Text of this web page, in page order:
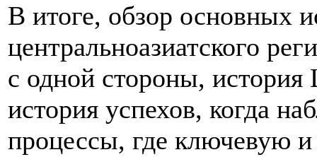
В итоге, обзор основных
центральноазиатского
с одной стороны,
история успехов, когда
процессы, где ключевую